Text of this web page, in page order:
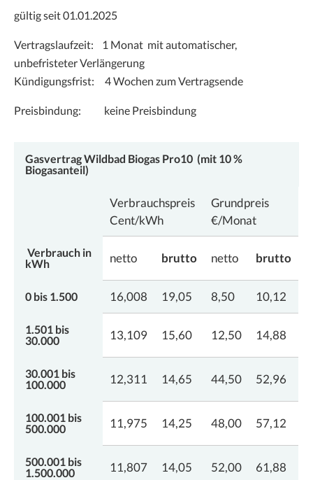
gültig seit 01.01.2025
Vertragslaufzeit: 1 Monat mit automatischer,
unbefristeter Verlängerung
Kündigungsfrist: 4 Wochen zum Vertragsende
Preisbindung: keine Preisbindung
Gasvertrag Wildbad Biogas Pro10 (mit 10 %
Biogasanteil)
Verbrauchspreis
Cent/kWh
Grundpreis
€/Monat
Verbrauch in
kWh
netto brutto netto brutto
0 bis 1.500 16,008 19,05 8,50 10,12
1.501 bis
30.000
13,109 15,60 12,50 14,88
30.001 bis
100.000
12,311 14,65 44,50 52,96
100.001 bis
500.000
11,975 14,25 48,00 57,12
500.001 bis
1.500.000
11,807 14,05 52,00 61,88
Links unterstreichen